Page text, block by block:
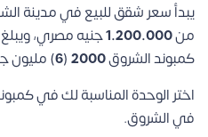
يبدأ سعر شقق للبيع في مدينة
من1.200.000جنيه مصري،
كمبوند الشروق2000
(
6) مليون
اختر الوحدة المناسبة لك في
في الشروق.